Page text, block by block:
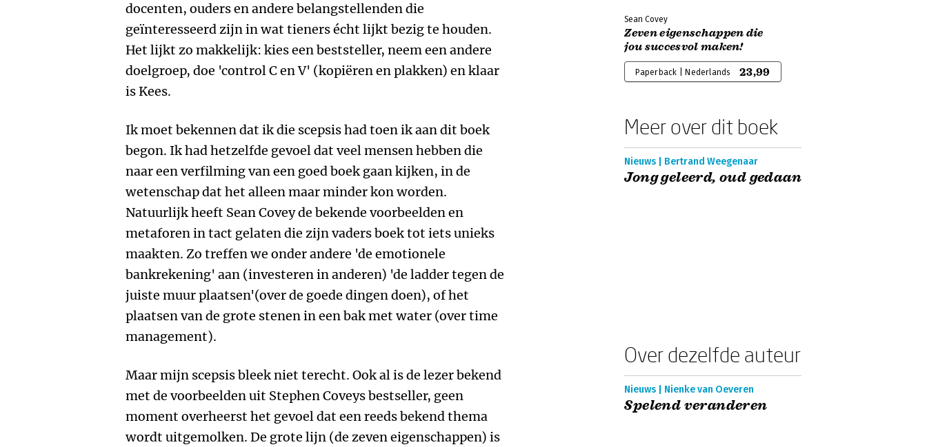
docenten, ouders en andere belangstellenden die
geïnteresseerd zijn in wat tieners écht lijkt bezig te houden.
Het lijkt zo makkelijk: kies een beststeller, neem een andere
doelgroep, doe 'control C en V' (kopiëren en plakken) en klaar
is Kees.
Ik moet bekennen dat ik die scepsis had toen ik aan dit boek
begon. Ik had hetzelfde gevoel dat veel mensen hebben die
naar een verfilming van een goed boek gaan kijken, in de
wetenschap dat het alleen maar minder kon worden.
Natuurlijk heeft Sean Covey de bekende voorbeelden en
metaforen in tact gelaten die zijn vaders boek tot iets unieks
maakten. Zo treffen we onder andere 'de emotionele
bankrekening' aan (investeren in anderen) 'de ladder tegen de
juiste muur plaatsen'(over de goede dingen doen), of het
plaatsen van de grote stenen in een bak met water (over time
management).
Maar mijn scepsis bleek niet terecht. Ook al is de lezer bekend
met de voorbeelden uit Stephen Coveys bestseller, geen
moment overheerst het gevoel dat een reeds bekend thema
wordt uitgemolken. De grote lijn (de zeven eigenschappen) is
Sean Covey
Zeven eigenschappen die
jou succesvol maken!
Paperback | Nederlands 23,99
Meer over dit boek
Nieuws | Bertrand Weegenaar
Jong geleerd, oud gedaan
Over dezelfde auteur
Nieuws | Nienke van Oeveren
Spelend veranderen